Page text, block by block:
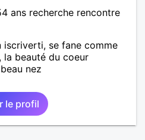
ans recherche rencontre
iscriverti, se fane comme
la beauté du coeur
nez
le profil